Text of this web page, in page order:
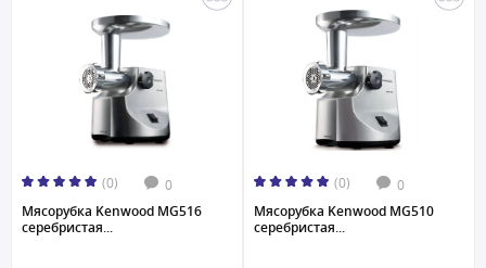
(0) 0
Мясорубка Kenwood MG516
серебристая...
(0) 0
Мясорубка Kenwood MG510
серебристая...